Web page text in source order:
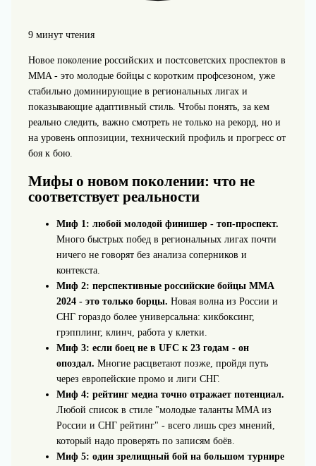
9 минут чтения
Новое поколение российских и постсоветских проспектов в
MMA - это молодые бойцы с коротким профсезоном, уже
стабильно доминирующие в региональных лигах и
показывающие адаптивный стиль. Чтобы понять, за кем
реально следить, важно смотреть не только на рекорд, но и
на уровень оппозиции, технический профиль и прогресс от
боя к бою.
Мифы о новом поколении: что не
соответствует реальности
Миф 1: любой молодой финишер - топ-проспект.
Много быстрых побед в региональных лигах почти
ничего не говорят без анализа соперников и
контекста.
Миф 2: перспективные российские бойцы MMA
2024 - это только борцы. Новая волна из России и
СНГ гораздо более универсальна: кикбоксинг,
грэпплинг, клинч, работа у клетки.
Миф 3: если боец не в UFC к 23 годам - он
опоздал. Многие расцветают позже, пройдя путь
через европейские промо и лиги СНГ.
Миф 4: рейтинг медиа точно отражает потенциал.
Любой список в стиле "молодые таланты MMA из
России и СНГ рейтинг" - всего лишь срез мнений,
который надо проверять по записям боёв.
Миф 5: один зрелищный бой на большом турнире